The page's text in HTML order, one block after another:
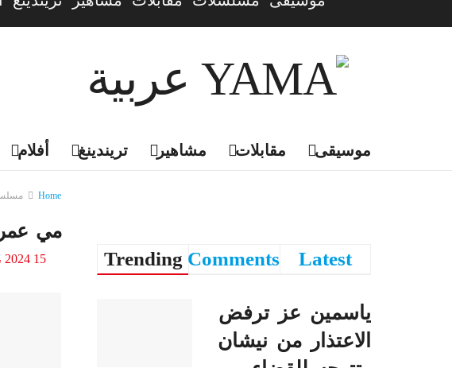
أفلام تريندينغ مشاهير مقابلات موسيقى
Home
مي عمر
15 November، 2024 Trending Comments Latest
ياسمين عز ترفض
الاعتذار من نيشان